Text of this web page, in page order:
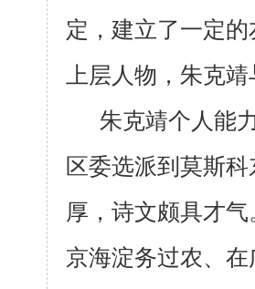
定，建立了一定
上层人物，朱克
朱克靖个人能
区委选派到莫斯
厚，诗文颇具才
京海淀务过农、